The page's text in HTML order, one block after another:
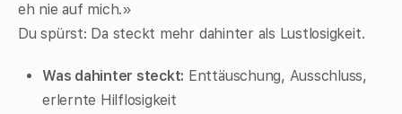
eh nie auf mich.»
Du spürst: Da steckt mehr dahinter als Lustlosigkeit.
Was dahinter steckt: Enttäuschung, Ausschluss,
erlernte Hilflosigkeit